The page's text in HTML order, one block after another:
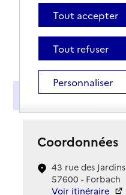
Présentation
Coordonnées
43 rue des Jardins
57600 - Forbach
Voir itinéraire
Tout accepter
Tout refuser
Personnaliser